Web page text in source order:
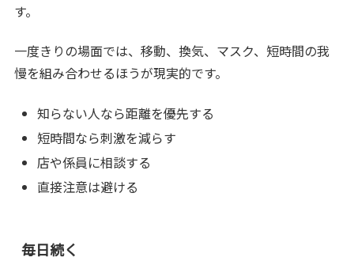
す。
一度きりの場面では、移動、換気、マスク、短時間の我
慢を組み合わせるほうが現実的です。
知らない人なら距離を優先する
短時間なら刺激を減らす
店や係員に相談する
直接注意は避ける
毎日続く